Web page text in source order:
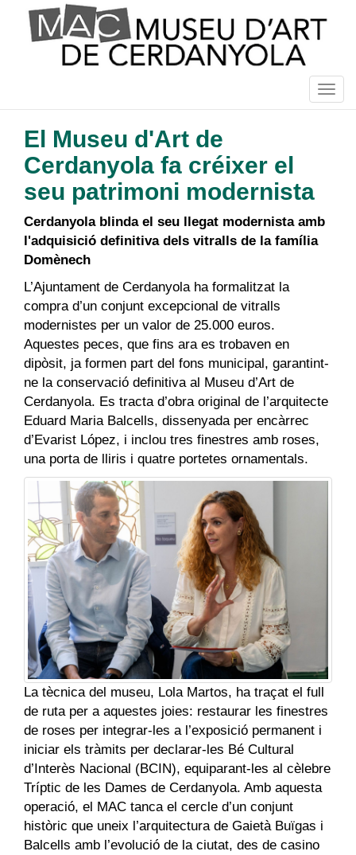
contingut
El Museu d'Art de
Cerdanyola fa créixer el
seu patrimoni modernista
Cerdanyola blinda el seu llegat modernista amb
l'adquisició definitiva dels vitralls de la família
Domènech
L’Ajuntament de Cerdanyola ha formalitzat la
compra d’un conjunt excepcional de vitralls
modernistes per un valor de 25.000 euros.
Aquestes peces, que fins ara es trobaven en
dipòsit, ja formen part del fons municipal, garantint-
ne la conservació definitiva al Museu d’Art de
Cerdanyola. Es tracta d’obra original de l’arquitecte
Eduard Maria Balcells, dissenyada per encàrrec
d’Evarist López, i inclou tres finestres amb roses,
una porta de lliris i quatre portetes ornamentals.
La tècnica del museu, Lola Martos, ha traçat el full
de ruta per a aquestes joies: restaurar les finestres
de roses per integrar-les a l’exposició permanent i
iniciar els tràmits per declarar-les Bé Cultural
d’Interès Nacional (BCIN), equiparant-les al cèlebre
Tríptic de les Dames de Cerdanyola. Amb aquesta
operació, el MAC tanca el cercle d’un conjunt
històric que uneix l’arquitectura de Gaietà Buïgas i
Balcells amb l’evolució de la ciutat, des de casino